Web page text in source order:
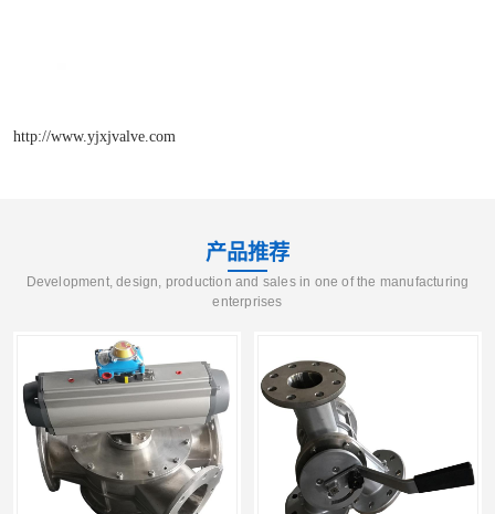
http://www.yjxjvalve.com
产品推荐
Development, design, production and sales in one of the manufacturing
enterprises